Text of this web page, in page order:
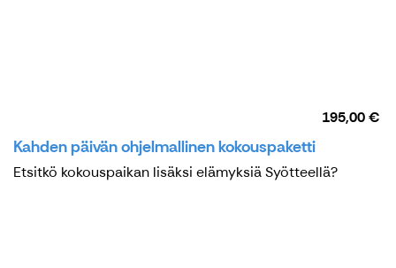
195,00 €
Kahden päivän ohjelmallinen kokouspaketti
Etsitkö kokouspaikan lisäksi elämyksiä Syötteellä?